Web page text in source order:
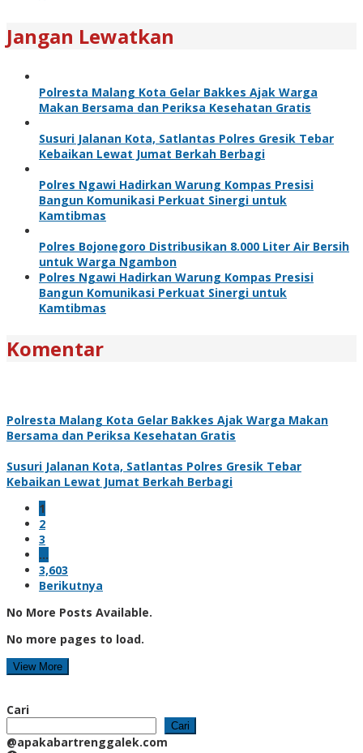
Jangan Lewatkan
Polresta Malang Kota Gelar Bakkes Ajak Warga
Makan Bersama dan Periksa Kesehatan Gratis
Susuri Jalanan Kota, Satlantas Polres Gresik Tebar
Kebaikan Lewat Jumat Berkah Berbagi
Polres Ngawi Hadirkan Warung Kompas Presisi
Bangun Komunikasi Perkuat Sinergi untuk
Kamtibmas
Polres Bojonegoro Distribusikan 8.000 Liter Air Bersih
untuk Warga Ngambon
Polres Ngawi Hadirkan Warung Kompas Presisi
Bangun Komunikasi Perkuat Sinergi untuk
Kamtibmas
Komentar
Polresta Malang Kota Gelar Bakkes Ajak Warga Makan
Bersama dan Periksa Kesehatan Gratis
Susuri Jalanan Kota, Satlantas Polres Gresik Tebar
Kebaikan Lewat Jumat Berkah Berbagi
1
2
3
…
3,603
Berikutnya
No More Posts Available.
No more pages to load.
View More
Cari
Cari
@apakabartrenggalek.com